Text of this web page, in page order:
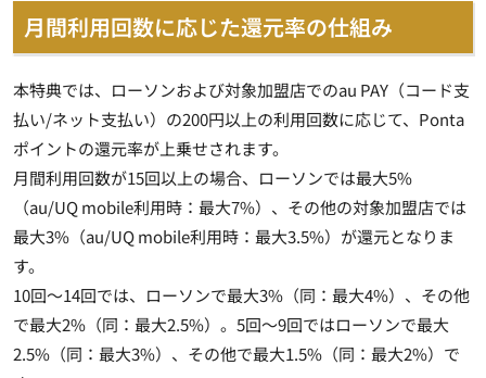
月間利用回数に応じた還元率の仕組み
本特典では、ローソンおよび対象加盟店でのau PAY（コード支
払い/ネット支払い）の200円以上の利用回数に応じて、Ponta
ポイントの還元率が上乗せされます。
月間利用回数が15回以上の場合、ローソンでは最大5%
（au/UQ mobile利用時：最大7%）、その他の対象加盟店では
最大3%（au/UQ mobile利用時：最大3.5%）が還元となりま
す。
10回～14回では、ローソンで最大3%（同：最大4%）、その他
で最大2%（同：最大2.5%）。5回～9回ではローソンで最大
2.5%（同：最大3%）、その他で最大1.5%（同：最大2%）で